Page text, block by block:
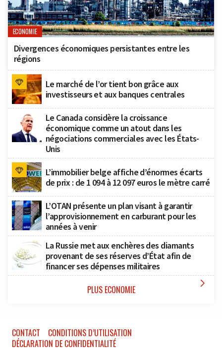
ECONOMIE
Divergences économiques persistantes entre les
régions
Le marché de l’or tient bon grâce aux
investisseurs et aux banques centrales
Le Canada considère la croissance
économique comme un atout dans les
négociations commerciales avec les États-
Unis
L’immobilier belge affiche d’énormes écarts
de prix : de 1 094 à 12 097 euros le mètre carré
L’OTAN présente un plan visant à garantir
l’approvisionnement en carburant pour les
années à venir
La Russie met aux enchères des diamants
provenant de ses réserves d’État afin de
financer ses dépenses militaires
PLUS ECONOMIE 
CONTACT
CONDITIONS D’UTILISATION
DÉCLARATION DE CONFIDENTIALITÉ